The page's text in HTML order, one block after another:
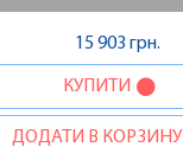
15 903 грн.
КУПИТИ
ДОДАТИ В КОРЗИНУ